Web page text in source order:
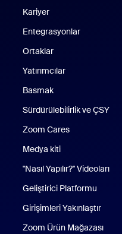
Kariyer
Entegrasyonlar
Ortaklar
Yatırımcılar
Basmak
Sürdürülebilirlik ve ÇSY
Zoom Cares
Medya kiti
"Nasıl Yapılır?" Videoları
Geliştirici Platformu
Girişimleri Yakınlaştır
Zoom Ürün Mağazası